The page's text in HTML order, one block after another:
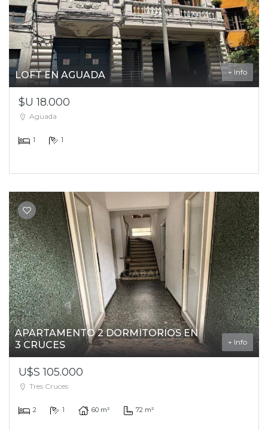
LOFT EN AGUADA + Info
$U 18.000
Aguada
1 1
APARTAMENTO 2 DORMITORIOS EN
3 CRUCES
+ Info
U$S 105.000
Tres Cruces
2 1 60 m² 72 m²